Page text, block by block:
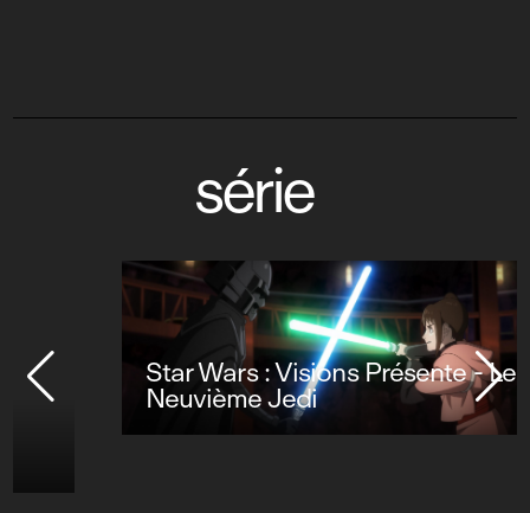
série
Star Wars : Visions Présente - Le
Neuvième Jedi